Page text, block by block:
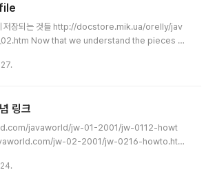
많이 사용됨. 스크립트 단에서는
수 있으니, 주로 Read only 용
이 노출될것을 전제로
장되는 것들 http://docstore.mik.ua/orelly/jav
Now that we understand the pieces t
From an administrative perspective, th
링크
javaworld/jw-01-2001/jw-0112-howt
jw-02-2001/jw-0216-howto.ht
%ED%82%A4-%EC%8